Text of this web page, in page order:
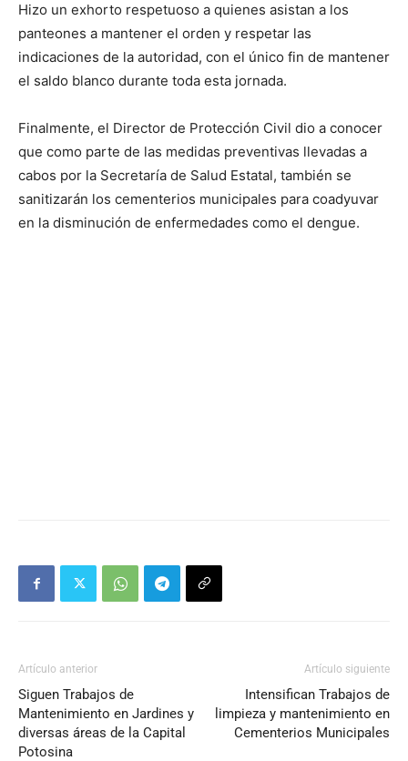
Hizo un exhorto respetuoso a quienes asistan a los
panteones a mantener el orden y respetar las
indicaciones de la autoridad, con el único fin de mantener
el saldo blanco durante toda esta jornada.
Finalmente, el Director de Protección Civil dio a conocer
que como parte de las medidas preventivas llevadas a
cabos por la Secretaría de Salud Estatal, también se
sanitizarán los cementerios municipales para coadyuvar
en la disminución de enfermedades como el dengue.
Artículo anterior
Siguen Trabajos de
Mantenimiento en Jardines y
diversas áreas de la Capital
Potosina
Artículo siguiente
Intensifican Trabajos de
limpieza y mantenimiento en
Cementerios Municipales